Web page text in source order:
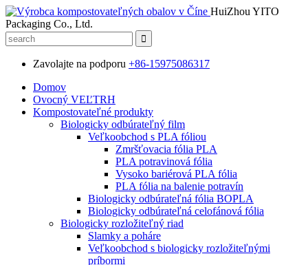
HuiZhou YITO
Packaging Co., Ltd.
Zavolajte na podporu +86-15975086317
Domov
Ovocný VEĽTRH
Kompostovateľné produkty
Biologicky odbúrateľný film
Veľkoobchod s PLA fóliou
Zmršťovacia fólia PLA
PLA potravinová fólia
Vysoko bariérová PLA fólia
PLA fólia na balenie potravín
Biologicky odbúrateľná fólia BOPLA
Biologicky odbúrateľná celofánová fólia
Biologicky rozložiteľný riad
Slamky a poháre
Veľkoobchod s biologicky rozložiteľnými
príbormi